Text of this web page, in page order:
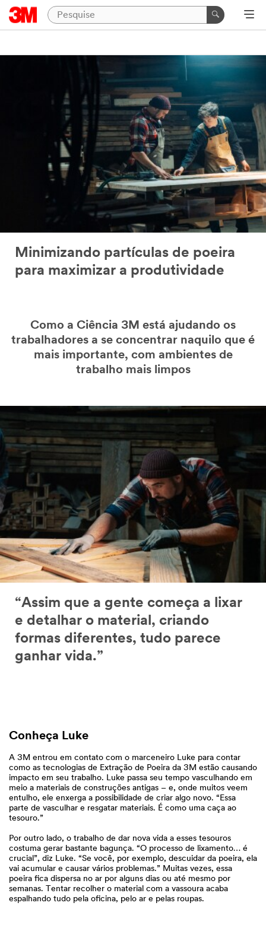
Minimizando partículas de poeira
para maximizar a produtividade
Como a Ciência 3M está ajudando os
trabalhadores a se concentrar naquilo que é
mais importante, com ambientes de
trabalho mais limpos
“Assim que a gente começa a lixar
e detalhar o material, criando
formas diferentes, tudo parece
ganhar vida.”
Conheça Luke
A 3M entrou em contato com o marceneiro Luke para contar
como as tecnologias de Extração de Poeira da 3M estão causando
impacto em seu trabalho. Luke passa seu tempo vasculhando em
meio a materiais de construções antigas – e, onde muitos veem
entulho, ele enxerga a possibilidade de criar algo novo. “Essa
parte de vasculhar e resgatar materiais. É como uma caça ao
tesouro.”
Por outro lado, o trabalho de dar nova vida a esses tesouros
costuma gerar bastante bagunça. “O processo de lixamento… é
crucial”, diz Luke. “Se você, por exemplo, descuidar da poeira, ela
vai acumular e causar vários problemas.” Muitas vezes, essa
poeira fica dispersa no ar por alguns dias ou até mesmo por
semanas. Tentar recolher o material com a vassoura acaba
espalhando tudo pela oficina, pelo ar e pelas roupas.